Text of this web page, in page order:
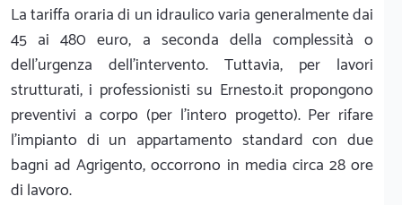
La tariffa oraria di un idraulico varia generalmente dai
45 ai 480 euro, a seconda della complessità o
dell'urgenza dell'intervento. Tuttavia, per lavori
strutturati, i professionisti su Ernesto.it propongono
preventivi a corpo (per l'intero progetto). Per rifare
l'impianto di un appartamento standard con due
bagni ad Agrigento, occorrono in media circa 28 ore
di lavoro.